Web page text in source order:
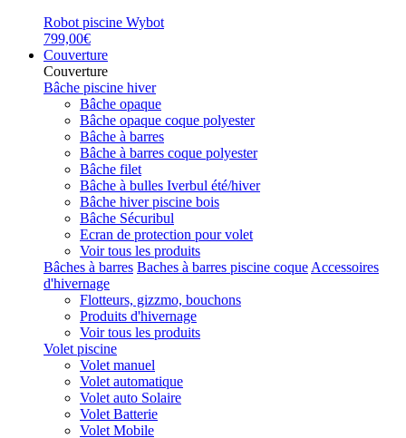
Robot piscine Wybot
799,00€
Couverture
Couverture
Bâche piscine hiver
Bâche opaque
Bâche opaque coque polyester
Bâche à barres
Bâche à barres coque polyester
Bâche filet
Bâche à bulles Iverbul été/hiver
Bâche hiver piscine bois
Bâche Sécuribul
Ecran de protection pour volet
Voir tous les produits
Bâches à barres Baches à barres piscine coque Accessoires
d'hivernage
Flotteurs, gizzmo, bouchons
Produits d'hivernage
Voir tous les produits
Volet piscine
Volet manuel
Volet automatique
Volet auto Solaire
Volet Batterie
Volet Mobile